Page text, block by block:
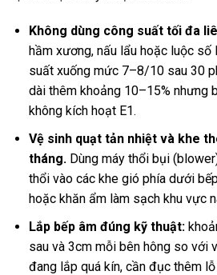
Không dùng công suất tối đa
hầm xương, nấu lẩu hoặc luộc
suất xuống mức 7–8/10 sau 30
dài thêm khoảng 10–15% nhưng
không kích hoạt E1.
Vệ sinh quạt tản nhiệt và khe
tháng.Dùng máy thổi bụi
thổi vào các khe gió phía dưới
hoặc khăn ẩm làm sạch khu vực
Lắp bếp âm đúng kỹ thuật:
sau và 3cm mỗi bên hông so với
đang lắp quá kín, cần đục thêm